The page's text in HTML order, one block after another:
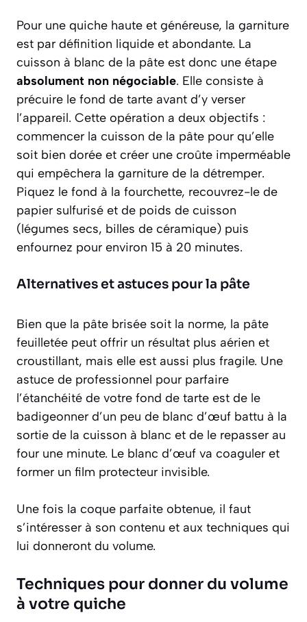
Pour une quiche haute et généreuse, la garniture
est par définition liquide et abondante. La
cuisson à blanc de la pâte est donc une étape
absolument non négociable. Elle consiste à
précuire le fond de tarte avant d’y verser
l’appareil. Cette opération a deux objectifs :
commencer la cuisson de la pâte pour qu’elle
soit bien dorée et créer une croûte imperméable
qui empêchera la garniture de la détremper.
Piquez le fond à la fourchette, recouvrez-le de
papier sulfurisé et de poids de cuisson
(légumes secs, billes de céramique) puis
enfournez pour environ 15 à 20 minutes.
Alternatives et astuces pour la pâte
Bien que la pâte brisée soit la norme, la pâte
feuilletée peut offrir un résultat plus aérien et
croustillant, mais elle est aussi plus fragile. Une
astuce de professionnel pour parfaire
l’étanchéité de votre fond de tarte est de le
badigeonner d’un peu de blanc d’œuf battu à la
sortie de la cuisson à blanc et de le repasser au
four une minute. Le blanc d’œuf va coaguler et
former un film protecteur invisible.
Une fois la coque parfaite obtenue, il faut
s’intéresser à son contenu et aux techniques qui
lui donneront du volume.
Techniques pour donner du volume
à votre quiche